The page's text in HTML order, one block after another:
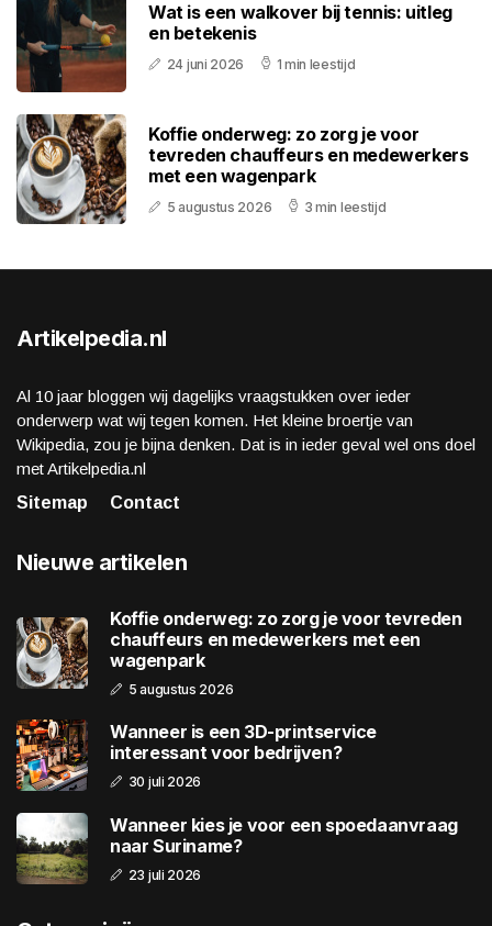
Wat is een walkover bij tennis: uitleg
en betekenis
24 juni 2026 1 min leestijd
Koffie onderweg: zo zorg je voor
tevreden chauffeurs en medewerkers
met een wagenpark
5 augustus 2026 3 min leestijd
Artikelpedia.nl
Al 10 jaar bloggen wij dagelijks vraagstukken over ieder
onderwerp wat wij tegen komen. Het kleine broertje van
Wikipedia, zou je bijna denken. Dat is in ieder geval wel ons doel
met Artikelpedia.nl
Sitemap
Contact
Nieuwe artikelen
Koffie onderweg: zo zorg je voor tevreden
chauffeurs en medewerkers met een
wagenpark
5 augustus 2026
Wanneer is een 3D-printservice
interessant voor bedrijven?
30 juli 2026
Wanneer kies je voor een spoedaanvraag
naar Suriname?
23 juli 2026